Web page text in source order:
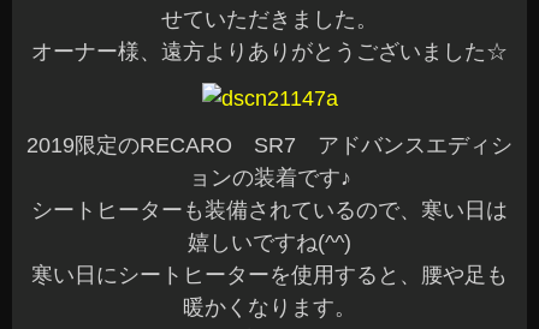
せていただきました。
オーナー様、遠方よりありがとうございました☆
2019限定のRECARO SR7 アドバンスエディシ
ョンの装着です♪
シートヒーターも装備されているので、寒い日は
嬉しいですね(^^)
寒い日にシートヒーターを使用すると、腰や足も
暖かくなります。